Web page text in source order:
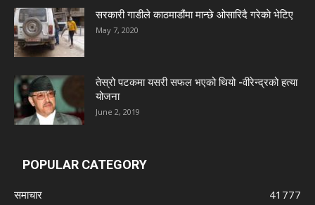
सरकारी गाडीले काठमाडौंमा मान्छे ओसारिदै गरेकाे भेटिए
May 7, 2020
तेस्रो पटकमा यसरी सफल भएको थियो -वीरेन्द्रको हत्या
योजना
June 2, 2019
POPULAR CATEGORY
समाचार
41777